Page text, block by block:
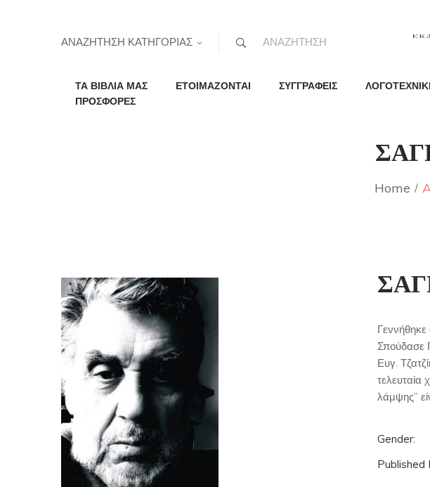
ΑΝΑΖΗΤΗΣΗ ΚΑΤΗΓΟΡΙΑΣ
ΤΑ ΒΙΒΛΙΑ ΜΑΣ ΕΤΟΙΜΑΖΟΝΤΑΙ ΣΥΓΓΡΑΦΕΙΣ
ΠΡΟΣΦΟΡΕΣ
Home
Σπούδασε
Ευγ.
τελευταία
λάμψης”
Gender:
Published